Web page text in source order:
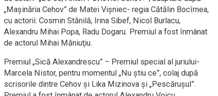
„Maşinăria Cehov” de Matei Vişniec- regia Cătălin Bocîrnea,
cu actorii: Cosmin Stănilă, Irina Sibef, Nicol Burlacu,
Alexandru Mihai Popa, Radu Dogaru. Premiul a fost înmânat
de actorul Mihai Măniuţiu.
Premiul „Sică Alexandrescu” – Premiul special al juriului-
Marcela Nistor, pentru momentul „Nu ştiu ce”, colaj după
scrisorile dintre Cehov şi Lika Mizinova şi „Pescăruşul”.